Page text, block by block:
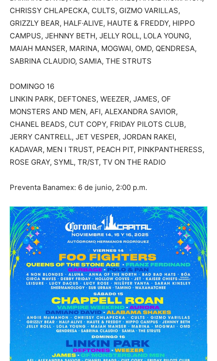
CHRISSY CHLAPECKA, CULTS, GIZMO VARILLAS,
GRIZZLY BEAR, HALF·ALIVE, HAUTE & FREDDY, HIPPO
CAMPUS, JEHNNY BETH, JELLY ROLL, LOLA YOUNG,
MAIAH MANSER, MARINA, MOGWAI, OMD, QENDRESA,
SABRINA CLAUDIO, SAMIA, THE STRUTS
DOMINGO 16
LINKIN PARK, DEFTONES, WEEZER, JAMES, OF
MONSTERS AND MEN, AFI, ALEXANDRA SAVIOR,
CHANEL BEADS, CUT COPY, FRIDAY PILOTS CLUB,
JERRY CANTRELL, JET VESPER, JORDAN RAKEI,
KADAVAR, MEN I TRUST, PEACH PIT, PINKPANTHERESS,
ROSE GRAY, SYML, TR/ST, TV ON THE RADIO
Preventa Banamex: 6 de junio, 2:00 p.m.